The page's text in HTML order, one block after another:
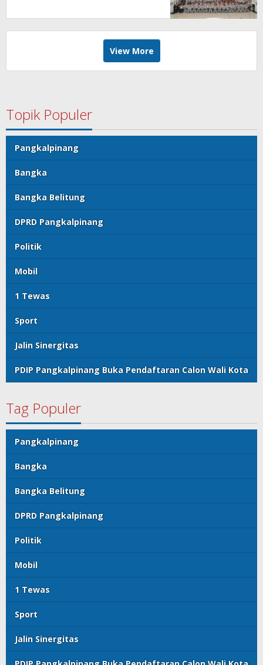
View More
Topik Populer
Pangkalpinang
Bangka
Bangka Belitung
DPRD Pangkalpinang
Politik
Mobil
1 Tewas
Sport
Jalin Sinergitas
PDIP Pangkalpinang Buka Pendaftaran Calon Wali Kota
Tag Populer
Pangkalpinang
Bangka
Bangka Belitung
DPRD Pangkalpinang
Politik
Mobil
1 Tewas
Sport
Jalin Sinergitas